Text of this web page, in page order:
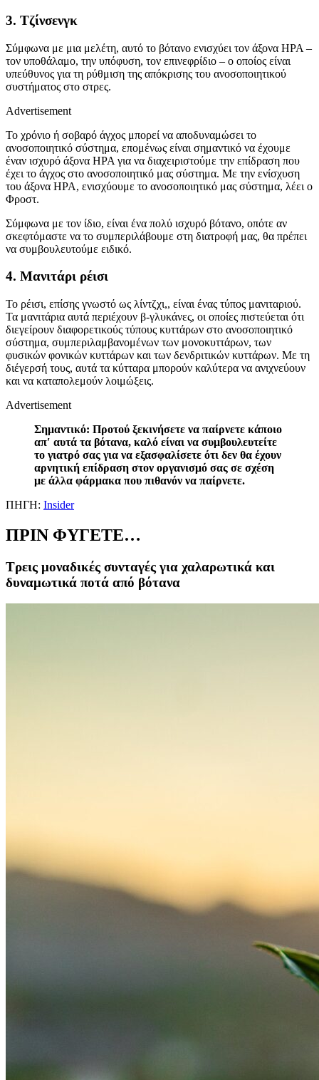
3. Τζίνσενγκ
Σύμφωνα με μια μελέτη, αυτό το βότανο ενισχύει τον άξονα HPA –
τον υποθάλαμο, την υπόφυση, τον επινεφρίδιο – ο οποίος είναι
υπεύθυνος για τη ρύθμιση της απόκρισης του ανοσοποιητικού
συστήματος στο στρες.
Advertisement
Το χρόνιο ή σοβαρό άγχος μπορεί να αποδυναμώσει το
ανοσοποιητικό σύστημα, επομένως είναι σημαντικό να έχουμε
έναν ισχυρό άξονα HPA για να διαχειριστούμε την επίδραση που
έχει το άγχος στο ανοσοποιητικό μας σύστημα. Με την ενίσχυση
του άξονα HPA, ενισχύουμε το ανοσοποιητικό μας σύστημα, λέει ο
Φροστ.
Σύμφωνα με τον ίδιο, είναι ένα πολύ ισχυρό βότανο, οπότε αν
σκεφτόμαστε να το συμπεριλάβουμε στη διατροφή μας, θα πρέπει
να συμβουλευτούμε ειδικό.
4. Μανιτάρι ρέισι
Το ρέισι, επίσης γνωστό ως λίντζχι,, είναι ένας τύπος μανιταριού.
Τα μανιτάρια αυτά περιέχουν β-γλυκάνες, οι οποίες πιστεύεται ότι
διεγείρουν διαφορετικούς τύπους κυττάρων στο ανοσοποιητικό
σύστημα, συμπεριλαμβανομένων των μονοκυττάρων, των
φυσικών φονικών κυττάρων και των δενδριτικών κυττάρων. Με τη
διέγερσή τους, αυτά τα κύτταρα μπορούν καλύτερα να ανιχνεύουν
και να καταπολεμούν λοιμώξεις.
Advertisement
Σημαντικό: Προτού ξεκινήσετε να παίρνετε κάποιο
απ′ αυτά τα βότανα, καλό είναι να συμβουλευτείτε
το γιατρό σας για να εξασφαλίσετε ότι δεν θα έχουν
αρνητική επίδραση στον οργανισμό σας σε σχέση
με άλλα φάρμακα που πιθανόν να παίρνετε.
ΠΗΓΗ: Insider
ΠΡΙΝ ΦΥΓΕΤΕ…
Τρεις μοναδικές συνταγές για χαλαρωτικά και
δυναμωτικά ποτά από βότανα